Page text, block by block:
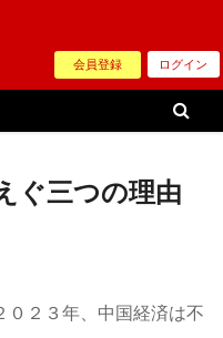
会員登録 ログイン
ぐ三つの理由
２３年、中国経済は不